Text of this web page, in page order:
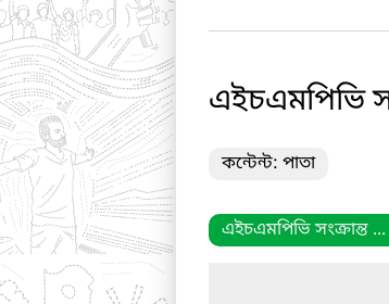
এইচএমপিভি
কন্টেন্ট: পাতা
এইচএমপিভি সংক্রান্ত ...